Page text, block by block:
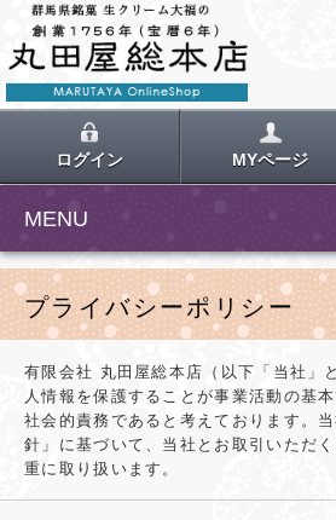
ログイン MYページ
MENU
プライバシーポリシー
有限会社 丸田屋総本店（以下「当社」
人情報を保護することが事業活動の基
社会的責務であると考えております。
針」に基づいて、当社とお取引いただ
重に取り扱います。